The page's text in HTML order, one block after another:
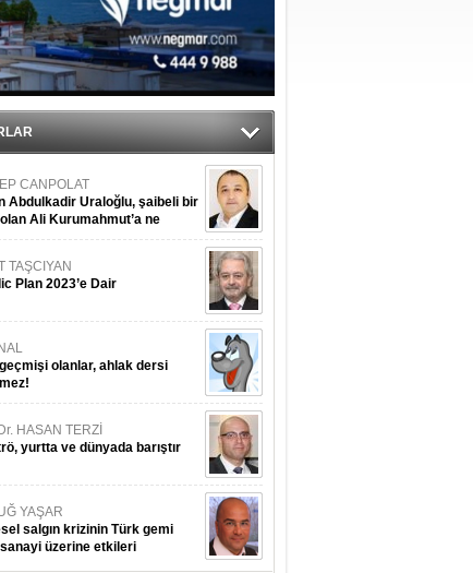
CANPOLAT
Abdulkadir Uraloğlu, şaibeli bir
Ali Kurumahmut’a ne
TAŞCIYAN
Plan 2023’e Dair
olanlar, ahlak dersi
HASAN TERZİ
yurtta ve dünyada barıştır
YAŞAR
salgın krizinin Türk gemi
üzerine etkileri